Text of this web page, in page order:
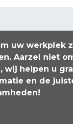
uw werkplek
Aarzel niet
wij helpen u
en de